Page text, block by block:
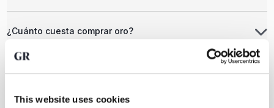
This website uses cookies
¿Cuánto cuesta comprar oro?
Al comprar oro en GoldRepublic paga el precio de mercado
más una comisión del 1 %. No hay costes ocultos y los
precios se actualizan en tiempo real.